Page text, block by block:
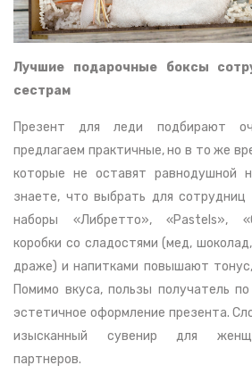
Лучшие подарочные боксы
сестрам
Презент для леди подбирают
предлагаем практичные, но в то же
которые не оставят равнодушной
знаете, что выбрать для
наборы «Либретто», «Pastels»,
коробки со сладостями (мед,
драже) и напитками повышают
Помимо вкуса, пользы получатель
эстетичное оформление презента.
изысканный сувенир для
партнеров.